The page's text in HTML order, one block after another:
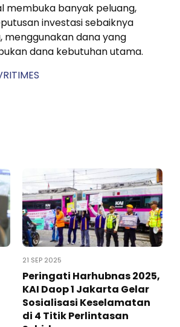
membuka banyak peluang,
investasi sebaiknya
dana yang
dana kebutuhan utama.
21 SEP 2025
Peringati Harhubnas 2025,
KAI Daop 1 Jakarta Gelar
Sosialisasi Keselamatan
di 4 Titik Perlintasan